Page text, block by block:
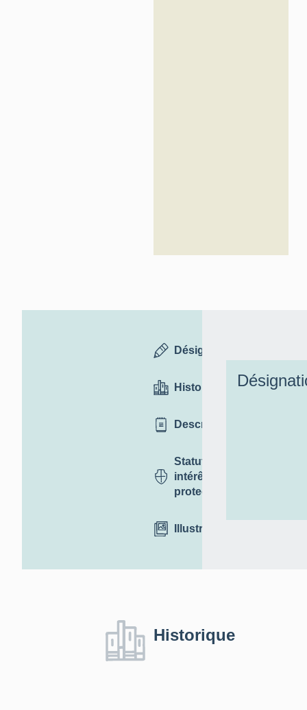
Désignation
Historique
Description
Statut,
intérêt et
protection
Illustrations
Historique